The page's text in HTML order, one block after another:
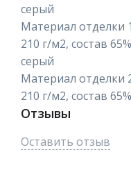
серый
Материал отделки
210 г/м2, состав
серый
Материал отделки
210 г/м2, состав
Отзывы
Оставить отзыв